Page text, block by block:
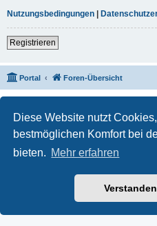
Diese Website nutzt
bestmöglichen Komfort bei
bieten. Mehr erfahren
Nutzungsbedingungen |
Registrieren
Portal Foren-Übersicht
S 1000 RR|G 650 X| R1200ST|F 800
Powered byphpBB ® Forum
Deutsche
Datenschutz